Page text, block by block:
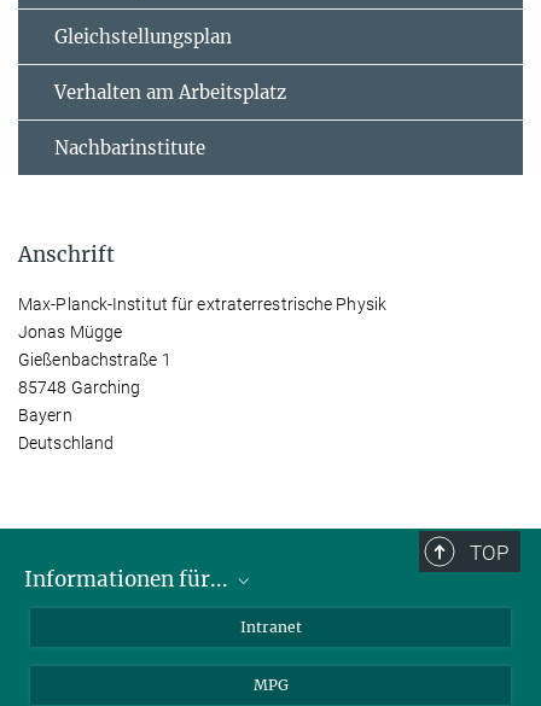
Gleichstellungsplan
Verhalten am Arbeitsplatz
Nachbarinstitute
Anschrift
Max-Planck-Institut für extraterrestrische Physik
Jonas Mügge
Gießenbachstraße 1
85748 Garching
Bayern
Deutschland
TOP
Informationen für...
Studenten
Journalisten
Intranet
MPG